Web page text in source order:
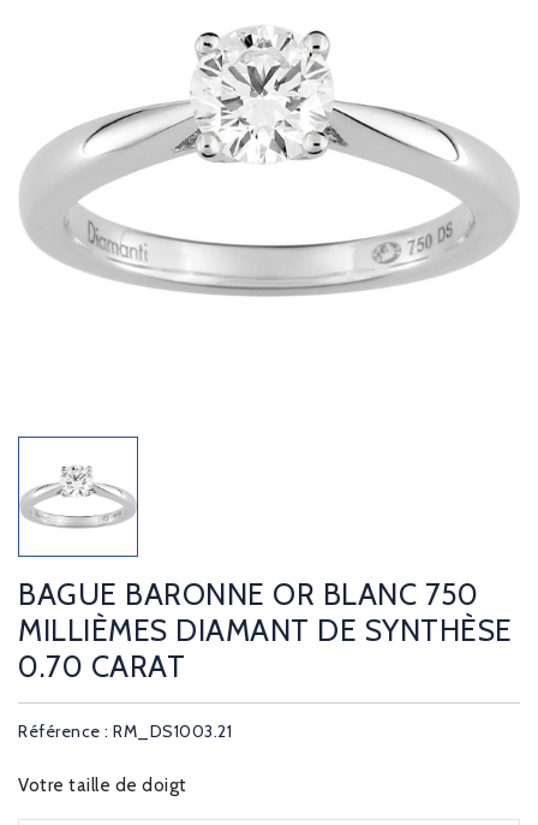
BAGUE BARONNE OR BLANC 750
MILLIÈMES DIAMANT DE SYNTHÈSE
0.70 CARAT
Référence : RM_DS1003.21
Votre taille de doigt